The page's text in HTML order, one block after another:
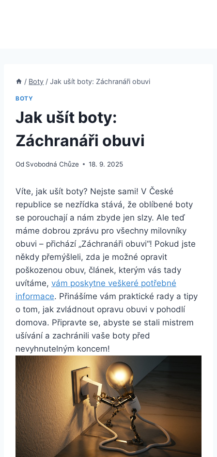
/ Boty / Jak ušít boty: Záchranáři obuvi
BOTY
Jak ušít boty:
Záchranáři obuvi
Od Svobodná Chůze 18. 9. 2025
Víte, jak ušít boty?⁤ Nejste ‍sami! V České‍
republice se nezřídka ⁢stává, že oblíbené ​boty⁣
se porouchají a nám zbyde jen slzy. ⁢Ale teď
máme dobrou ‍zprávu​ pro všechny milovníky
obuvi – přichází „Záchranáři obuvi“!⁣ Pokud jste
někdy přemýšleli, zda je ‌možné opravit
poškozenou obuv, článek, kterým vás tady
uvítáme, vám​ poskytne veškeré potřebné
informace. Přinášíme vám praktické rady a‌ tipy
o tom,⁢ jak zvládnout opravu obuvi v⁣ pohodlí‌
domova. Připravte se, abyste se stali mistrem
ušívání a zachránili vaše boty před
nevyhnutelným koncem!